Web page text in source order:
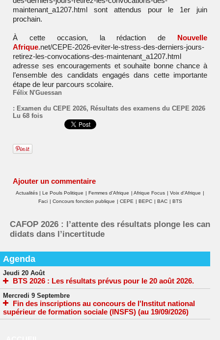
maintenant_a1207.html sont attendus pour le 1er juin
prochain.
À cette occasion, la rédaction de Nouvelle
Afrique.net/CEPE-2026-eviter-le-stress-des-derniers-jours-
retirez-les-convocations-des-maintenant_a1207.html
adresse ses encouragements et souhaite bonne chance à
l’ensemble des candidats engagés dans cette importante
étape de leur parcours scolaire.
Félix N'Guessan
: Examen du CEPE 2026, Résultats des examens du CEPE 2026
Lu 68 fois
Ajouter un commentaire
Actualités | Le Pouls Politique | Femmes d'Afrique | Afrique Focus | Voix d'Afrique |
Faci | Concours fonction publique | CEPE | BEPC | BAC | BTS
CAFOP 2026 : l’attente des résultats plonge les can
didats dans l’incertitude
Agenda
Jeudi 20 Août
BTS 2026 : Les résultats prévus pour le 20 août 2026.
Mercredi 9 Septembre
Fin des inscriptions au concours de l'Institut national
supérieur de formation sociale (INSFS) (au 19/09/2026)